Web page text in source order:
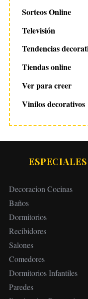
Sorteos Online
Televisión
Tendencias
Tiendas online
Ver para creer
Vinilos decorativos
Decoracion Cocinas
Baños
Dormitorios
Recibidores
Salones
Comedores
Dormitorios Infantiles
Paredes